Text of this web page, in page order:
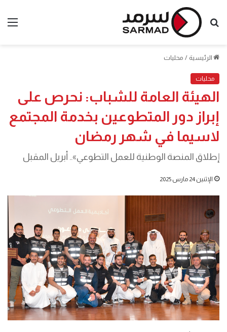
بحث
الرئيسية / محليات
محليات
الهيئة العامة للشباب: نحرص على
إبراز دور المتطوعين بخدمة المجتمع
لاسيما في شهر رمضان
إطلاق المنصة الوطنية للعمل التطوعي».. أبريل المقبل
الإثنين 24 مارس 2025